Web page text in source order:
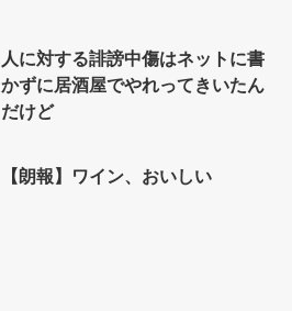
人に対する誹謗中傷はネットに書
かずに居酒屋でやれってきいたん
だけど
【朗報】ワイン、おいしい